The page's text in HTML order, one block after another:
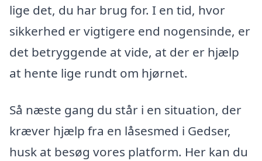
lige det, du har brug for. I en tid, hvor
sikkerhed er vigtigere end nogensinde, er
det betryggende at vide, at der er hjælp
at hente lige rundt om hjørnet.
Så næste gang du står i en situation, der
kræver hjælp fra en låsesmed i Gedser,
husk at besøg vores platform. Her kan du